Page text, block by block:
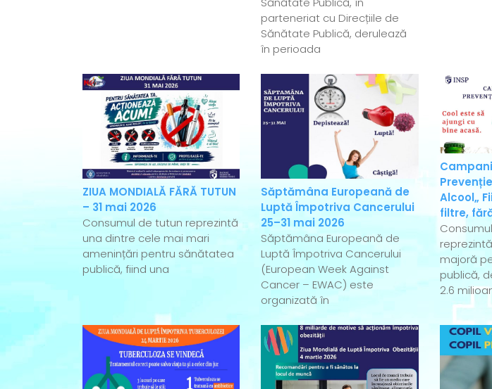
parteneriat cu Direcțiile de
Sănătate Publică, derulează
în perioada
ZIUA MONDIALĂ FĂRĂ TUTUN
– 31 mai 2026
Consumul de tutun reprezintă
una dintre cele mai mari
amenințări pentru sănătatea
publică, fiind una
Săptămâna Europeană de
Luptă Împotriva Cancerului
25–31 mai 2026
Săptămâna Europeană de
Luptă Împotriva Cancerului
(European Week Against
Cancer – EWAC) este
organizată în
Alcool„
filtre,
majoră
publică,
2.6